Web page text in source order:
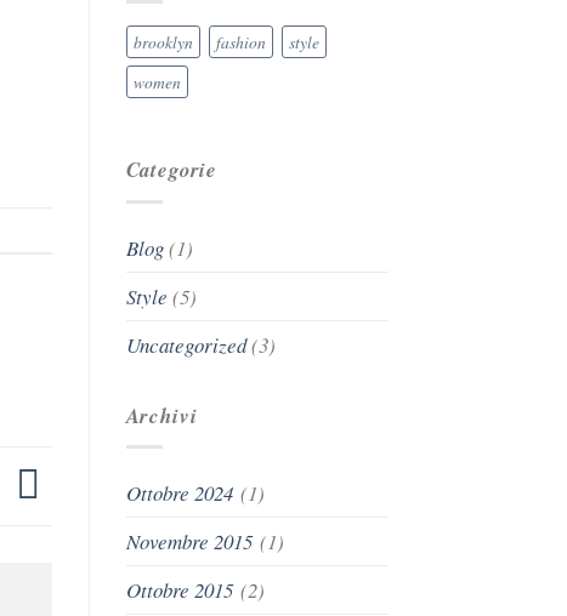
brooklyn fashion
style
women
Categorie
Blog(1)
Style (5)
Uncategorized(3)
Archivi
Ottobre 2024(1)
Novembre 2015(1)
Ottobre 2015(2)